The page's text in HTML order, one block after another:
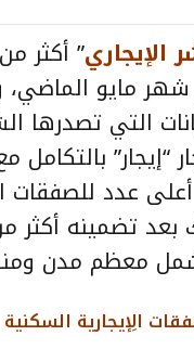
الإيجاري
شهر مايو
التي تصدرها
“إيجار”
عدد للصفقات
معظم مدن
الِإيجارية السكنية